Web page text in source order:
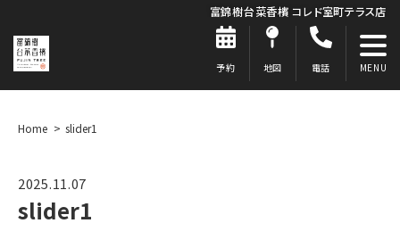
富錦樹台菜香檳 コレド室町テラス店
予約 地図 電話
Home slider1
2025.11.07
slider1